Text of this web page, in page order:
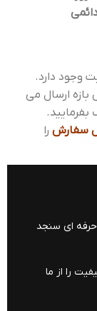
وجود دارد.
افزایش بازه ارسال می
سفارش را
ای سنجد
را از ما